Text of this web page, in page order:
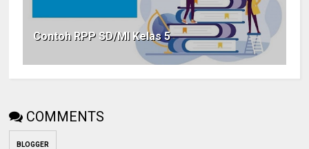
Contoh RPP SD/MI Kelas 5
COMMENTS
BLOGGER